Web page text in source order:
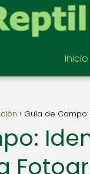
Inicio
Guía de